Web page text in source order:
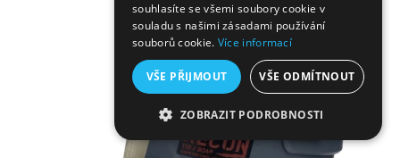
souhlasíte se všemi soubory cookie v
souladu s našimi zásadami používání
souborů cookie. Více informací
VŠE PŘIJMOUT VŠE ODMÍTNOUT
ZOBRAZIT PODROBNOSTI
NEZBYTNĚ NUTNÉ SOUBORY